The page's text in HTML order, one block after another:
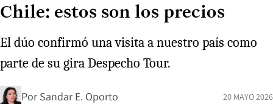
Chile: estos son los precios
El dúo confirmó una visita a nuestro país como
parte de su gira Despecho Tour.
Por Sandar E. Oporto 20 MAYO 2026